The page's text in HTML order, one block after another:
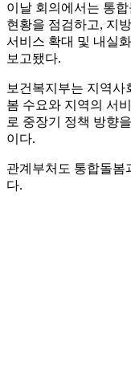
이날 회의에서는 통
현황을 점검하고, 지
서비스 확대 및 내실
보고됐다.
보건복지부는 지역사
봄 수요와 지역의 서
로 중장기 정책 방향
이다.
관계부처도 통합돌봄
다.